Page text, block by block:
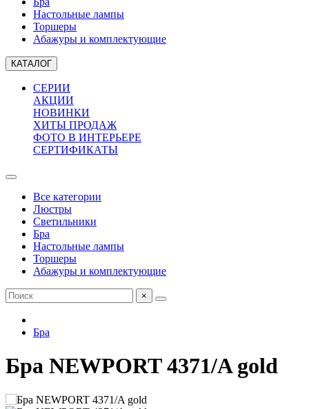
Настольные лампы
Торшеры
Абажуры и комплектующие
КАТАЛОГ
СЕРИИ
АКЦИИ
НОВИНКИ
ХИТЫ ПРОДАЖ
ФОТО В ИНТЕРЬЕРЕ
СЕРТИФИКАТЫ
Все категории
Люстры
Светильники
Бра
Настольные лампы
Торшеры
Абажуры и комплектующие
×
Бра
Бра NEWPORT 4371/A gold